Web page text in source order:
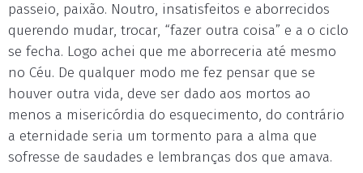
passeio, paixão. Noutro, insatisfeitos e aborrecidos
querendo mudar, trocar, “fazer outra coisa” e a o ciclo
se fecha. Logo achei que me aborreceria até mesmo
no Céu. De qualquer modo me fez pensar que se
houver outra vida, deve ser dado aos mortos ao
menos a misericórdia do esquecimento, do contrário
a eternidade seria um tormento para a alma que
sofresse de saudades e lembranças dos que amava.